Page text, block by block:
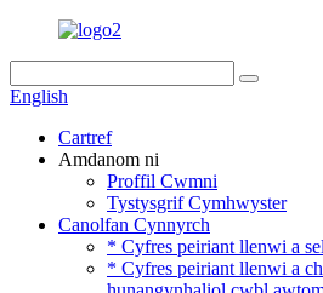
English
Cartref
Amdanom ni
Proffil Cwmni
Tystysgrif Cymhwyster
Canolfan Cynnyrch
* Cyfres peiriant llenwi a
* Cyfres peiriant llenwi a